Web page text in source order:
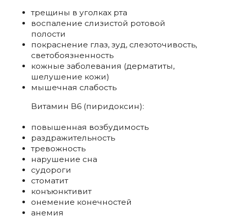
трещины в уголках рта
воспаление слизистой ротовой
полости
покраснение глаз, зуд, слезоточивость,
светобоязненность
кожные заболевания (дерматиты,
шелушение кожи)
мышечная слабость
Витамин В6 (пиридоксин):
повышенная возбудимость
раздражительность
тревожность
нарушение сна
судороги
стоматит
конъюнктивит
онемение конечностей
анемия